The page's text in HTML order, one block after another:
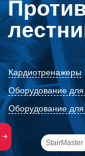
Кардиотренажеры
Оборудование для
Оборудование для
StairMaster